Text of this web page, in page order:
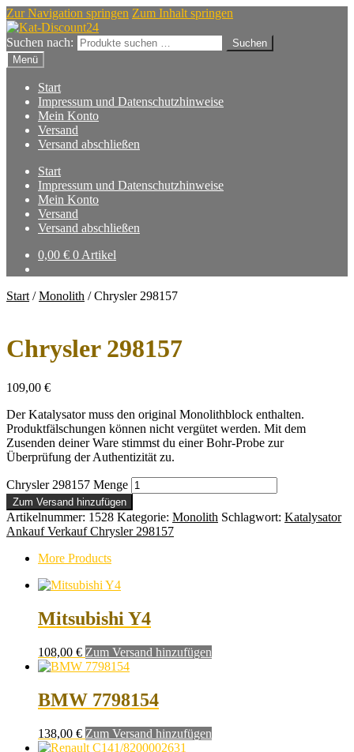
Zur Navigation springen Zum Inhalt springen
Suchen nach:
Suchen
Menü
Start
Impressum und Datenschutzhinweise
Mein Konto
Versand
Versand abschließen
Start
Impressum und Datenschutzhinweise
Mein Konto
Versand
Versand abschließen
0,00 € 0 Artikel
Start /Monolith /Chrysler 298157
Chrysler 298157
109,00 €
Der Katalysator muss den original Monolithblock enthalten.
Produktfälschungen können nicht vergütet werden. Mit dem
Zusenden deiner Ware stimmst du einer Bohr-Probe zur
Überprüfung der Authentizität zu.
Chrysler 298157 Menge
Zum Versand hinzufügen
Artikelnummer: 1528 Kategorie: Monolith Schlagwort: Katalysator
Ankauf Verkauf Chrysler 298157
More Products
Mitsubishi Y4
108,00 € Zum Versand hinzufügen
BMW 7798154
138,00 € Zum Versand hinzufügen